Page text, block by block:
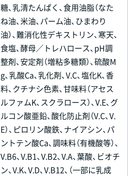
糖、乳清たんぱく、食用油脂（なた
ね油、米油、パーム油、ひまわり
油）、難消化性デキストリン、寒天、
食塩、酵母／トレハロース、pH調
整剤、安定剤（増粘多糖類）、硫酸M
g、乳酸Ca、乳化剤、V.C、塩化K、香
料、クチナシ色素、甘味料（アセス
ルファムK、スクラロース）、V.E、グ
ルコン酸亜鉛、酸化防止剤（V.C、V.
E）、ピロリン酸鉄、ナイアシン、パ
ントテン酸Ca、調味料（有機酸等）、
V.B6、V.B1、V.B2、V.A、葉酸、ビオチ
ン、V.K、V.D、V.B12、（一部に乳成